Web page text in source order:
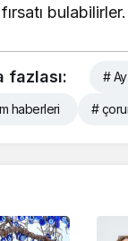
bulabilirler.
fazlası: #
haberleri #